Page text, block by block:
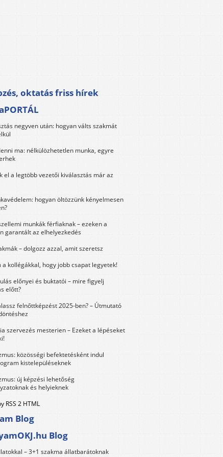
oktatás friss hírek
negyven után: hogyan válts szakmát
ma: nélkülözhetetlen munka, egyre
el a legtöbb vezetői kiválasztás már az
hogyan öltözzünk kényelmesen
munkák férfiaknak – ezeken a
garantált az elhelyezkedés
– dolgozz azzal, amit szeretsz
kollégákkal, hogy jobb csapat legyetek!
előnyei és buktatói – mire figyelj
előtt?
felnőttképzést 2025-ben? – Útmutató
szervezés mesterien – Ezeket a lépéseket
közösségi befektetésként indul
kistelepüléseknek
új képzési lehetőség
és helyieknek
RSS 2 HTML
Blog
Blog
– 3+1 szakma állatbarátoknak